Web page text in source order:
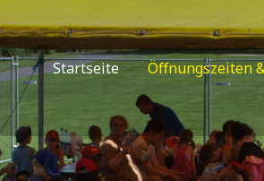
Startseite Öffnungszeiten